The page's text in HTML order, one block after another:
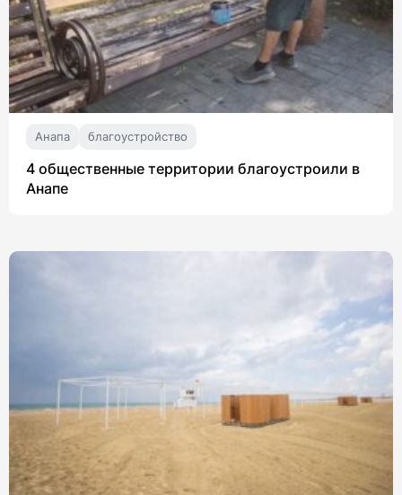
Анапа благоустройство
4 общественные территории благоустроили в
Анапе